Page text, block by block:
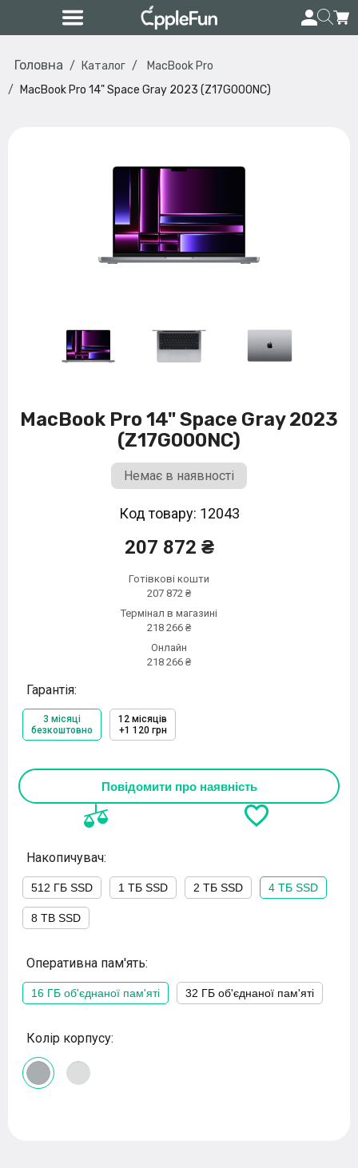
Головна Каталог
MacBook Pro
MacBook Pro 14" Space Gray 2023 (Z17G000NC)
MacBook Pro 14" Space Gray 2023
(Z17G000NC)
Немає в наявності
Код товару: 12043
207 872 ₴
Готівкові кошти
207 872 ₴
Термінал в магазині
218 266 ₴
Онлайн
218 266 ₴
Гарантія:
3 місяці
безкоштовно
12 місяців
+1 120 грн
Повідомити про наявність
Накопичувач:
512 ГБ SSD 1 ТБ SSD 2 ТБ SSD 4 ТБ SSD
8 TB SSD
Оперативна пам'ять:
16 ГБ об'єднаної пам'яті 32 ГБ об'єднаної пам'яті
Колір корпусу: